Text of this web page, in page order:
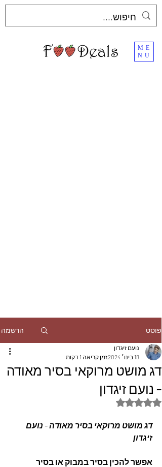
ME
NU
פוסט הרשמה
דג מושט מרוקאי בסיר מאודה
- נועם זיגדון
נועם זיגדון
18 בינו׳ 2024
זמן קריאה 1 דקות
דירוג של NaN מתוך 5 כוכבים
דג מושט מרוקאי בסיר מאודה - נועם
זיגדון
אפשר להכין בסיר במבוק או בסיר